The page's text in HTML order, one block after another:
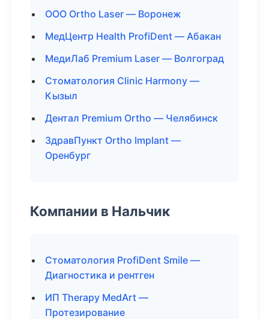
ООО Ortho Laser — Воронеж
МедЦентр Health ProfiDent — Абакан
МедиЛаб Premium Laser — Волгоград
Стоматология Clinic Harmony —
Кызыл
Дентал Premium Ortho — Челябинск
ЗдравПункт Ortho Implant —
Оренбург
Компании в Нальчик
Стоматология ProfiDent Smile —
Диагностика и рентген
ИП Therapy MedArt —
Протезирование